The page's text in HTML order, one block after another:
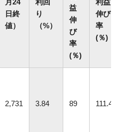
月24
日終
値）
利回
り
（%）
益
伸
び
率
(％)
利益
伸び
率
(％)
2,731 3.84 89 111.4